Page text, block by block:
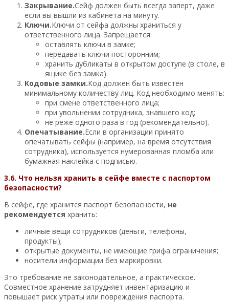
Закрывание.Сейф должен быть всегда заперт, даже
если вы вышли из кабинета на минуту.
Ключи.Ключи от сейфа должны храниться у
ответственного лица. Запрещается:
оставлять ключи в замке;
передавать ключи посторонним;
хранить дубликаты в открытом доступе (в столе, в
ящике без замка).
Кодовые замки.Код должен быть известен
минимальному количеству лиц. Код необходимо менять:
при смене ответственного лица;
при увольнении сотрудника, знавшего код;
не реже одного раза в год (рекомендательно).
Опечатывание.Если в организации принято
опечатывать сейфы (например, на время отсутствия
сотрудника), используется нумерованная пломба или
бумажная наклейка с подписью.
3.6. Что нельзя хранить в сейфе вместе с паспортом
безопасности?
В сейфе, где хранится паспорт безопасности, не
рекомендуется хранить:
личные вещи сотрудников (деньги, телефоны,
продукты);
открытые документы, не имеющие грифа ограничения;
носители информации без маркировки.
Это требование не законодательное, а практическое.
Совместное хранение затрудняет инвентаризацию и
повышает риск утраты или повреждения паспорта.